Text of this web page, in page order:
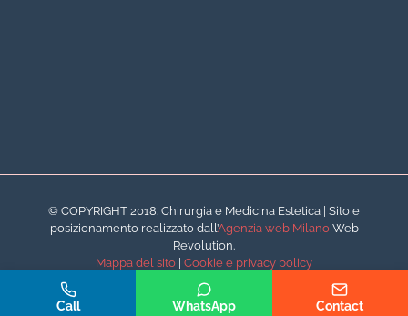
© COPYRIGHT 2018. Chirurgia e Medicina Estetica | Sito e
posizionamento realizzato dall’Agenzia web MilanoWeb
Revolution.
Mappa del sito | Cookie e privacy policy
Whatsapp
Call WhatsApp Contact